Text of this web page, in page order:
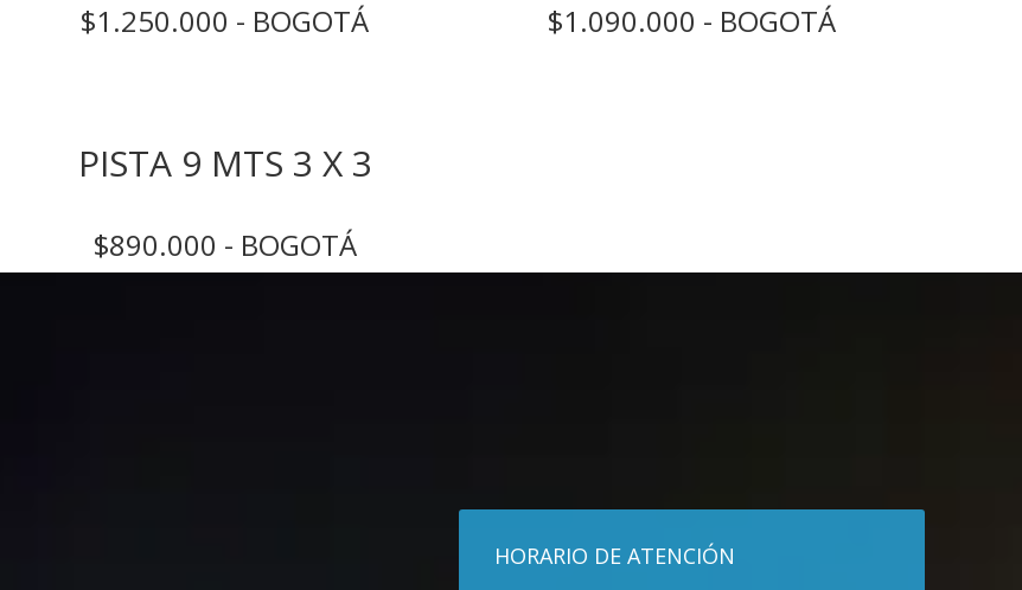
$1.250.000 - BOGOTÁ $1.090.000 - BOGOTÁ
PISTA 9 MTS 3 X 3
$890.000 - BOGOTÁ
HORARIO DE ATENCIÓN